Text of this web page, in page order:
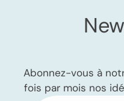
Abonnez-vous à
fois par mois nos